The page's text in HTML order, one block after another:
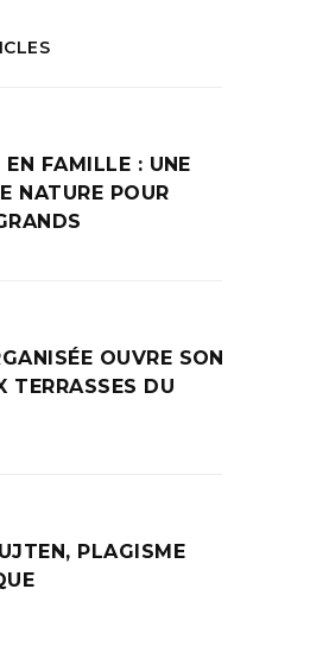
EN FAMILLE : UNE
NATURE POUR
OUVRE SON
TERRASSES DU
PLAGISME